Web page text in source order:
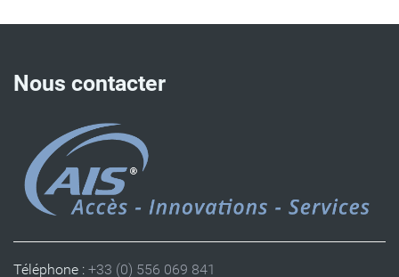
Nous contacter
Téléphone : +33 (0) 556 069 841